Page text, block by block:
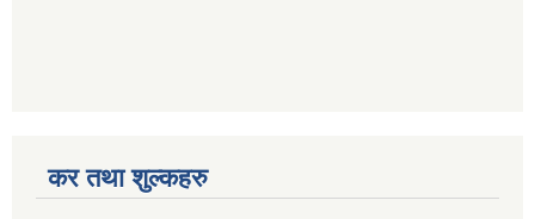
कर तथा शुल्कहरु